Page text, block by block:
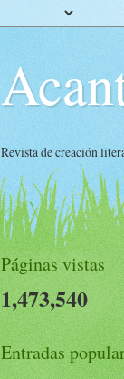
Revista de creación
Páginas vistas
1,473,540
Entradas